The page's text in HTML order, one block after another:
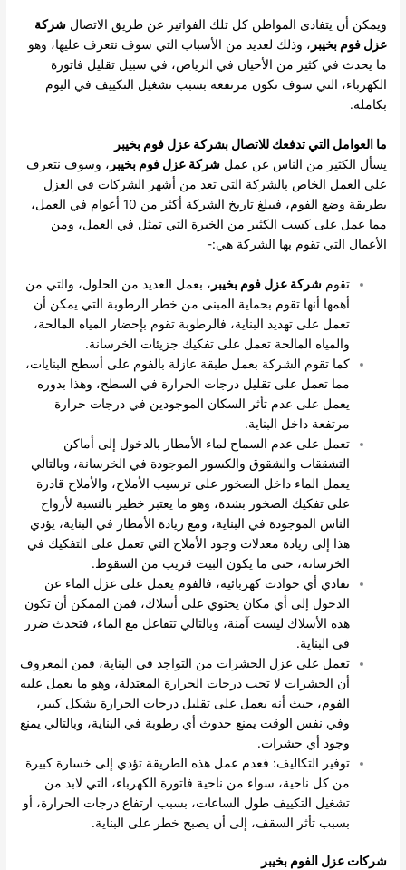
ويمكن أن يتفادى المواطن كل تلك الفواتير عن طريق الاتصالشركة
عزل فوم بخيبر ، وذلك لعديد من الأسباب التي سوف نتعرف عليها، وهو
ما يحدث في كثير من الأحيان في الرياض، في سبيل تقليل فاتورة
الكهرباء، التي سوف تكون مرتفعة بسبب تشغيل التكييف في اليوم
بكامله.
ما العوامل التي تدفعك للاتصال بشركة عزل فوم بخيبر
يسأل الكثير من الناس عن عملشركة عزل فوم بخيبر ، وسوف نتعرف
على العمل الخاص بالشركة التي تعد من أشهر الشركات في العزل
بطريقة وضع الفوم، فيبلغ تاريخ الشركة أكثر من 10 أعوام في العمل،
مما عمل على كسب الكثير من الخبرة التي تمثل في العمل، ومن
الأعمال التي تقوم بها الشركة هي:-
تقومشركة عزل فوم بخيبر ، بعمل العديد من الحلول، والتي من
أهمها أنها تقوم بحماية المبنى من خطر الرطوبة التي يمكن أن
تعمل على تهديد البناية، فالرطوبة تقوم بإحضار المياه المالحة،
والمياه المالحة تعمل على تفكيك جزيئات الخرسانة.
كما تقوم الشركة بعمل طبقة عازلة بالفوم على أسطح البنايات،
مما تعمل على تقليل درجات الحرارة في السطح، وهذا بدوره
يعمل على عدم تأثر السكان الموجودين في درجات حرارة
مرتفعة داخل البناية.
تعمل على عدم السماح لماء الأمطار بالدخول إلى أماكن
التشققات والشقوق والكسور الموجودة في الخرسانة، وبالتالي
يعمل الماء داخل الصخور على ترسيب الأملاح، والأملاح قادرة
على تفكيك الصخور بشدة، وهو ما يعتبر خطير بالنسبة لأرواح
الناس الموجودة في البناية، ومع زيادة الأمطار في البناية، يؤدي
هذا إلى زيادة معدلات وجود الأملاح التي تعمل على التفكيك في
الخرسانة، حتى ما يكون البيت قريب من السقوط.
تفادي أي حوادث كهربائية، فالفوم يعمل على عزل الماء عن
الدخول إلى أي مكان يحتوي على أسلاك، فمن الممكن أن تكون
هذه الأسلاك ليست آمنة، وبالتالي تتفاعل مع الماء، فتحدث ضرر
في البناية.
تعمل على عزل الحشرات من التواجد في البناية، فمن المعروف
أن الحشرات لا تحب درجات الحرارة المعتدلة، وهو ما يعمل عليه
الفوم، حيث أنه يعمل على تقليل درجات الحرارة بشكل كبير،
وفي نفس الوقت يمنع حدوث أي رطوبة في البناية، وبالتالي يمنع
وجود أي حشرات.
توفير التكاليف: فعدم عمل هذه الطريقة تؤدي إلى خسارة كبيرة
من كل ناحية، سواء من ناحية فاتورة الكهرباء، التي لابد من
تشغيل التكييف طول الساعات، بسبب ارتفاع درجات الحرارة، أو
بسبب تأثر السقف، إلى أن يصبح خطر على البناية.
شركات عزل الفوم بخيبر